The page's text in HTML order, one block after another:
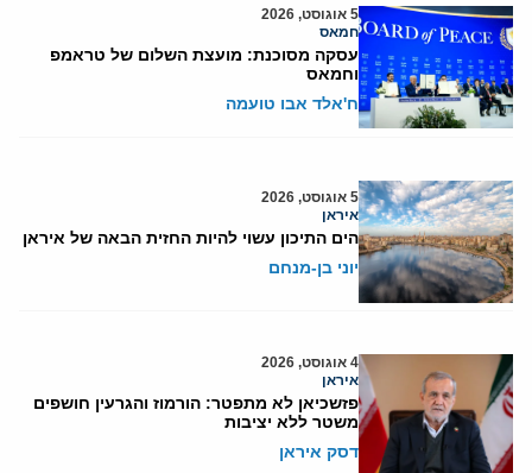
5 אוגוסט, 2026
חמאס
עסקה מסוכנת: מועצת השלום של טראמפ
וחמאס
ח'אלד אבו טועמה
5 אוגוסט, 2026
איראן
הים התיכון עשוי להיות החזית הבאה של איראן
יוני בן-מנחם
4 אוגוסט, 2026
איראן
פזשכיאן לא מתפטר: הורמוז והגרעין חושפים
משטר ללא יציבות
דסק איראן